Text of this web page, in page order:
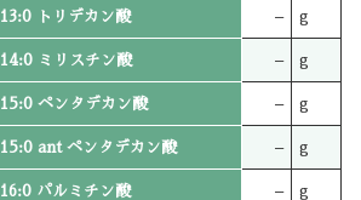
13:0 トリデカン酸 – g
14:0 ミリスチン酸 – g
15:0 ペンタデカン酸 – g
15:0 ant ペンタデカン酸 – g
16:0 パルミチン酸 – g